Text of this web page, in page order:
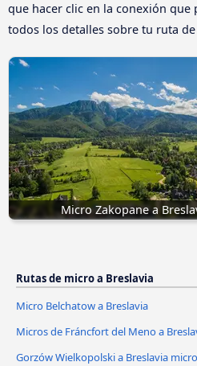
que hacer clic en la conexión que
todos los detalles sobre tu ruta
Micro Zakopane a
Rutas de micro a Breslavia
Micro Belchatow a Breslavia
Micros de Fráncfort del Meno a
Gorzów Wielkopolski a Breslavia micro